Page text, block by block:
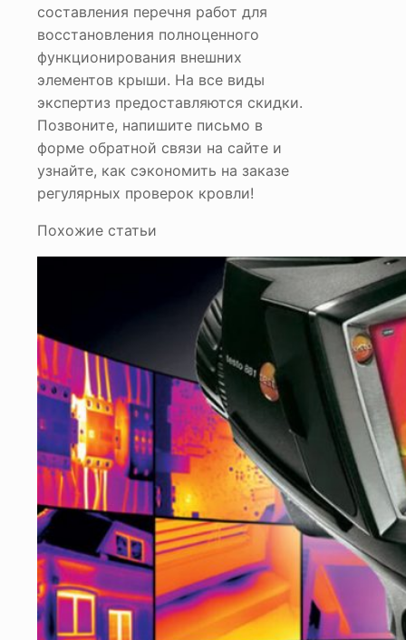
составления перечня работ для
восстановления полноценного
функционирования внешних
элементов крыши. На все виды
экспертиз предоставляются скидки.
Позвоните, напишите письмо в
форме обратной связи на сайте и
узнайте, как сэкономить на заказе
регулярных проверок кровли!
Похожие статьи